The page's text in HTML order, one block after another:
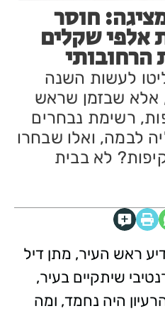
חוסר
אלפי שקלים
לעשות השנה
אלא שבזמן שראש
רשימת נבחרים
לבמה, ואלו שבחרו
לא בבית
ראש העיר, מתן דיל
שיתקיים בעיר,
היה נחמד, ומה